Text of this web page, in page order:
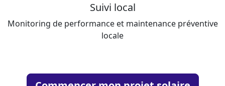
Suivi local
Monitoring de performance et maintenance préventive
locale